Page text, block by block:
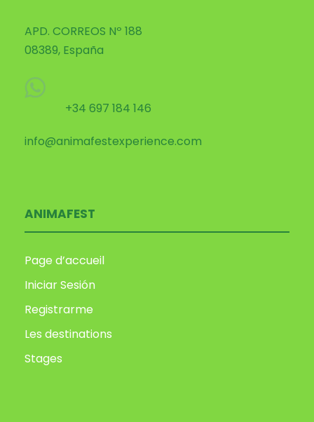
APD. CORREOS Nº 188
08389, España
+34 697 184 146
info@animafestexperience.com
ANIMAFEST
Page d’accueil
Iniciar Sesión
Registrarme
Les destinations
Stages